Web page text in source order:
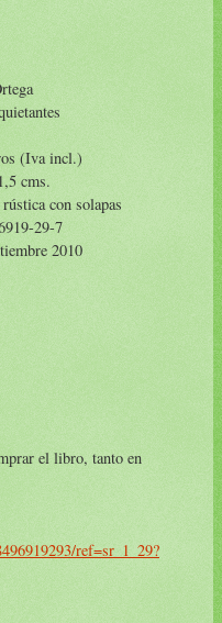
(Iva incl.)
cms.
con solapas
29-7
2010
el libro, tanto en
ref=sr_1_29?